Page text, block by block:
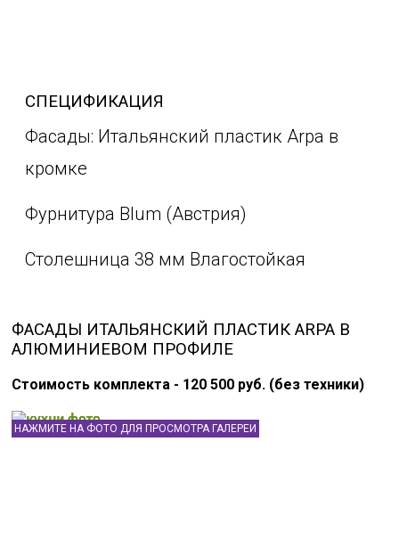
СПЕЦИФИКАЦИЯ
Фасады: Итальянский пластик Arpa в
кромке
Фурнитура Blum (Австрия)
Столешница 38 мм Влагостойкая
ФАСАДЫ ИТАЛЬЯНСКИЙ ПЛАСТИК ARPA В
АЛЮМИНИЕВОМ ПРОФИЛЕ
Стоимость комплекта - 120 500 руб. (без техники)
НАЖМИТЕ НА ФОТО ДЛЯ ПРОСМОТРА ГАЛЕРЕИ